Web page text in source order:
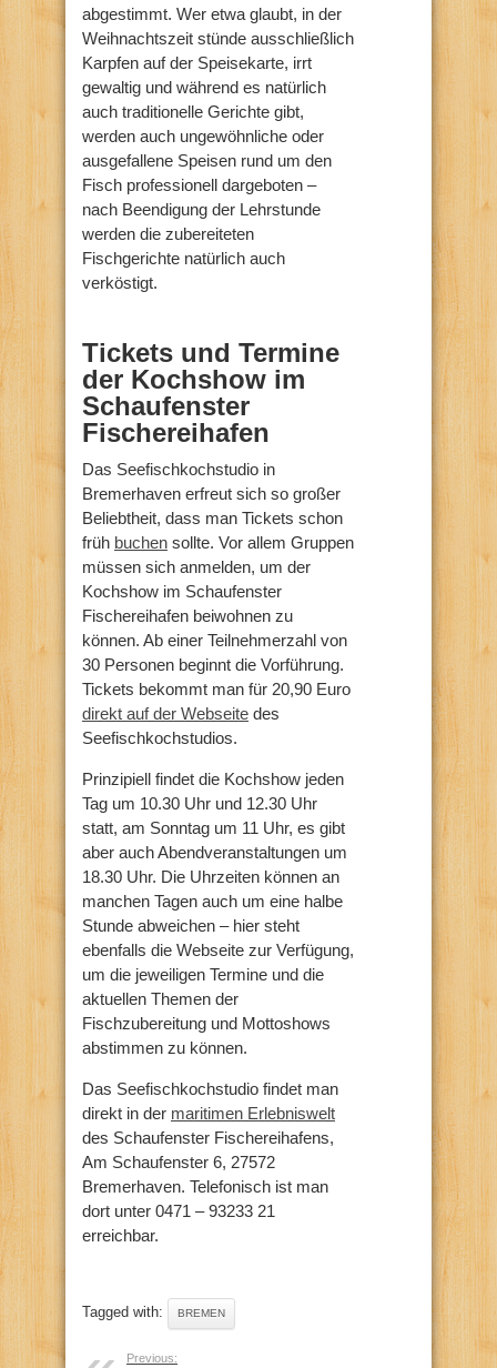
abgestimmt. Wer etwa glaubt, in der
Weihnachtszeit stünde ausschließlich
Karpfen auf der Speisekarte, irrt
gewaltig und während es natürlich
auch traditionelle Gerichte gibt,
werden auch ungewöhnliche oder
ausgefallene Speisen rund um den
Fisch professionell dargeboten –
nach Beendigung der Lehrstunde
werden die zubereiteten
Fischgerichte natürlich auch
verköstigt.
Tickets und Termine
der Kochshow im
Schaufenster
Fischereihafen
Das Seefischkochstudio in
Bremerhaven erfreut sich so großer
Beliebtheit, dass man Tickets schon
früh buchen sollte. Vor allem Gruppen
müssen sich anmelden, um der
Kochshow im Schaufenster
Fischereihafen beiwohnen zu
können. Ab einer Teilnehmerzahl von
30 Personen beginnt die Vorführung.
Tickets bekommt man für 20,90 Euro
direkt auf der Webseite des
Seefischkochstudios.
Prinzipiell findet die Kochshow jeden
Tag um 10.30 Uhr und 12.30 Uhr
statt, am Sonntag um 11 Uhr, es gibt
aber auch Abendveranstaltungen um
18.30 Uhr. Die Uhrzeiten können an
manchen Tagen auch um eine halbe
Stunde abweichen – hier steht
ebenfalls die Webseite zur Verfügung,
um die jeweiligen Termine und die
aktuellen Themen der
Fischzubereitung und Mottoshows
abstimmen zu können.
Das Seefischkochstudio findet man
direkt in der maritimen Erlebniswelt
des Schaufenster Fischereihafens,
Am Schaufenster 6, 27572
Bremerhaven. Telefonisch ist man
dort unter 0471 – 93233 21
erreichbar.
Tagged with: BREMEN
Previous: